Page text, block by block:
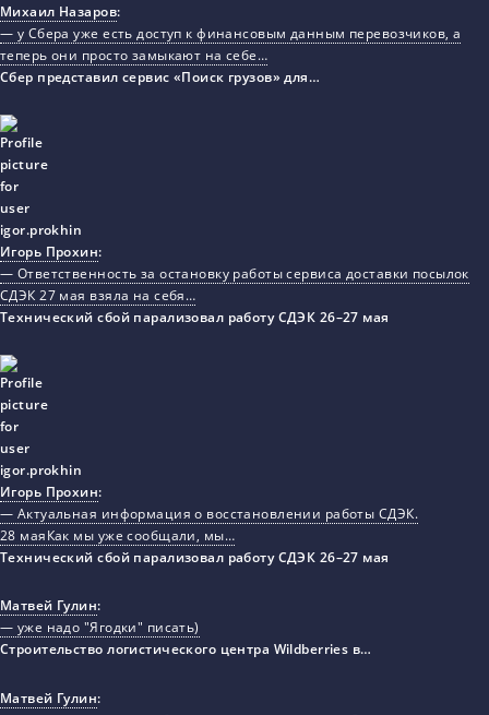
Михаил Назаров:
— у Сбера уже есть доступ к финансовым данным перевозчиков, а
теперь они просто замыкают на себе…
Сбер представил сервис «Поиск грузов» для…
Игорь Прохин:
— Ответственность за остановку работы сервиса доставки посылок
СДЭК 27 мая взяла на себя…
Технический сбой парализовал работу СДЭК 26–27 мая
Игорь Прохин:
— Актуальная информация о восстановлении работы СДЭК.
28 маяКак мы уже сообщали, мы…
Технический сбой парализовал работу СДЭК 26–27 мая
Матвей Гулин:
— уже надо "Ягодки" писать)
Строительство логистического центра Wildberries в…
Матвей Гулин: